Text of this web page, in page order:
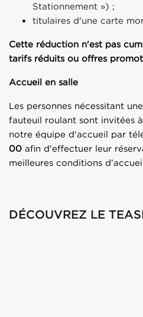
Stationnement ») ;
titulaires d'une carte
Cette réduction n'est pas
tarifs réduits ou offres
Accueil en salle
Les personnes nécessitant
fauteuil roulant sont invitées
notre équipe d'accueil par
00 afin d'effectuer leur
meilleures conditions
DÉCOUVREZ LE